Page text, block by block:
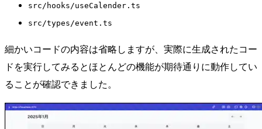
src/hooks/useCalender.ts
src/types/event.ts
細かいコードの内容は省略しますが、実際に生成されたコー
ドを実行してみるとほとんどの機能が期待通りに動作してい
ることが確認できました。